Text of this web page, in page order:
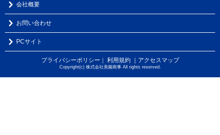
会社概要
お問い合わせ
PCサイト
プライバシーポリシー ｜ 利用規約 ｜アクセスマップ
Copyright(c) 株式会社美園商事 All rights reserved.